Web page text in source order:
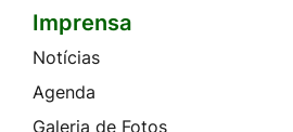
Imprensa
Notícias
Agenda
Galeria de Fotos